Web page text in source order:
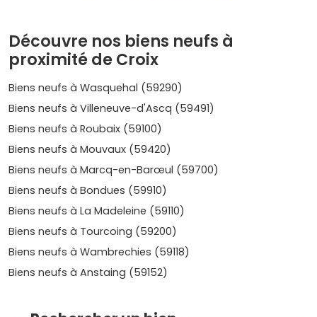
Une qualité de vie remarquable
Croix séduit par ses
architectural. Sestransports en commun
facilitent la mobilité quotidienne, rendant la ville
Des quartiers à forte potentialité
Plusieursquartiers de Croixse distinguent par leur
attractivité et leur potentiel d'investissement. Voici
quelques-uns des plus intéressants :
Barbieux
Ce quartier résidentiel est très prisé pour ses maisons
quête de tranquillité et de confort.
Découvre nos biens neufs à
proximité de Croix
Biens neufs à Wasquehal (59290)
Biens neufs à Villeneuve-d'Ascq (59491)
Biens neufs à Roubaix (59100)
Biens neufs à Mouvaux (59420)
Biens neufs à Marcq-en-Barœul (59700)
Biens neufs à Bondues (59910)
Biens neufs à La Madeleine (59110)
Biens neufs à Tourcoing (59200)
Biens neufs à Wambrechies (59118)
Biens neufs à Anstaing (59152)